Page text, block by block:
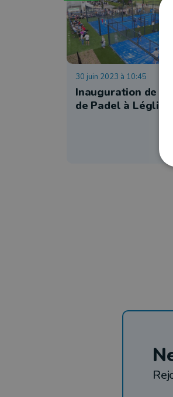
30 juin 2023 à 10:45
Inauguration de 2
de Padel à Léglise